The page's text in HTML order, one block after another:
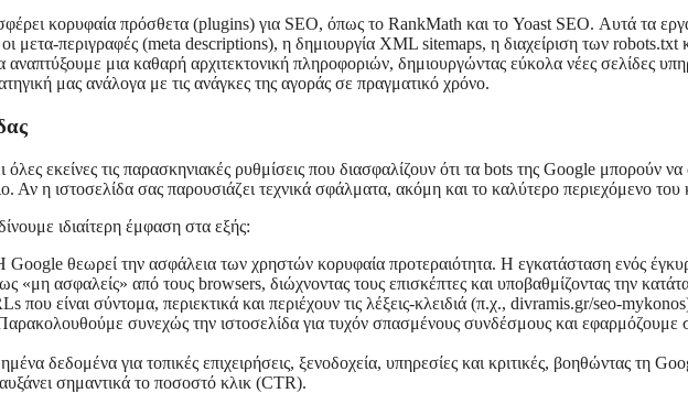
κορυφαία πρόσθετα (plugins) για SEO, όπως το RankMath και το Yoast SEO. Αυτά τα
οι μετα-περιγραφές (meta descriptions), η δημιουργία XML sitemaps, η διαχείριση των
αναπτύξουμε μια καθαρή αρχιτεκτονική πληροφοριών, δημιουργώντας εύκολα νέες σελίδες
μας ανάλογα με τις ανάγκες της αγοράς σε πραγματικό χρόνο.
εκείνες τις παρασκηνιακές ρυθμίσεις που διασφαλίζουν ότι τα bots της Google μπορούν
Αν η ιστοσελίδα σας παρουσιάζει τεχνικά σφάλματα, ακόμη και το καλύτερο περιεχόμενο
ιδιαίτερη έμφαση στα εξής:
Google θεωρεί την ασφάλεια των χρηστών κορυφαία προτεραιότητα. Η εγκατάσταση ενός
«μη ασφαλείς» από τους browsers, διώχνοντας τους επισκέπτες και υποβαθμίζοντας την
που είναι σύντομα, περιεκτικά και περιέχουν τις λέξεις-κλειδιά (π.χ., divramis.gr/seo-
συνεχώς την ιστοσελίδα για τυχόν σπασμένους συνδέσμους και εφαρμόζουμε
δεδομένα για τοπικές επιχειρήσεις, ξενοδοχεία, υπηρεσίες και κριτικές, βοηθώντας τη
σημαντικά το ποσοστό κλικ (CTR).